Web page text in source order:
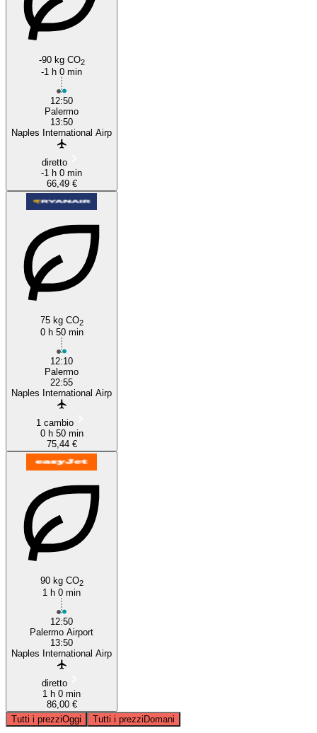
-90 kg CO2
-1 h 0 min
12:50
Palermo
13:50
Naples International Airp
diretto
-1 h 0 min
66,49 €
75 kg CO2
0 h 50 min
12:10
Palermo
22:55
Naples International Airp
1 cambio
0 h 50 min
75,44 €
90 kg CO2
1 h 0 min
12:50
Palermo Airport
13:50
Naples International Airp
diretto
1 h 0 min
86,00 €
Tutti i prezziOggi Tutti i prezziDomani